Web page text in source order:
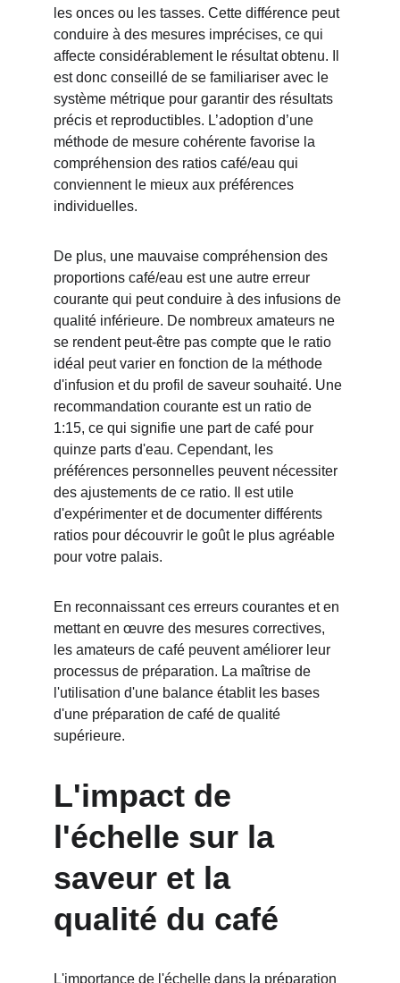
les onces ou les tasses. Cette différence peut
conduire à des mesures imprécises, ce qui
affecte considérablement le résultat obtenu. Il
est donc conseillé de se familiariser avec le
système métrique pour garantir des résultats
précis et reproductibles. L’adoption d’une
méthode de mesure cohérente favorise la
compréhension des ratios café/eau qui
conviennent le mieux aux préférences
individuelles.
De plus, une mauvaise compréhension des
proportions café/eau est une autre erreur
courante qui peut conduire à des infusions de
qualité inférieure. De nombreux amateurs ne
se rendent peut-être pas compte que le ratio
idéal peut varier en fonction de la méthode
d'infusion et du profil de saveur souhaité. Une
recommandation courante est un ratio de
1:15, ce qui signifie une part de café pour
quinze parts d'eau. Cependant, les
préférences personnelles peuvent nécessiter
des ajustements de ce ratio. Il est utile
d'expérimenter et de documenter différents
ratios pour découvrir le goût le plus agréable
pour votre palais.
En reconnaissant ces erreurs courantes et en
mettant en œuvre des mesures correctives,
les amateurs de café peuvent améliorer leur
processus de préparation. La maîtrise de
l'utilisation d'une balance établit les bases
d'une préparation de café de qualité
supérieure.
L'impact de
l'échelle sur la
saveur et la
qualité du café
L'importance de l'échelle dans la préparation